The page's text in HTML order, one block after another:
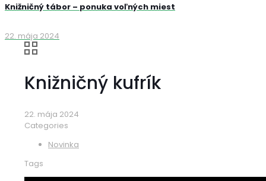
Knižničný tábor – ponuka voľných miest
22. mája 2024
Knižničný kufrík
22. mája 2024
Categories
Novinka
Tags